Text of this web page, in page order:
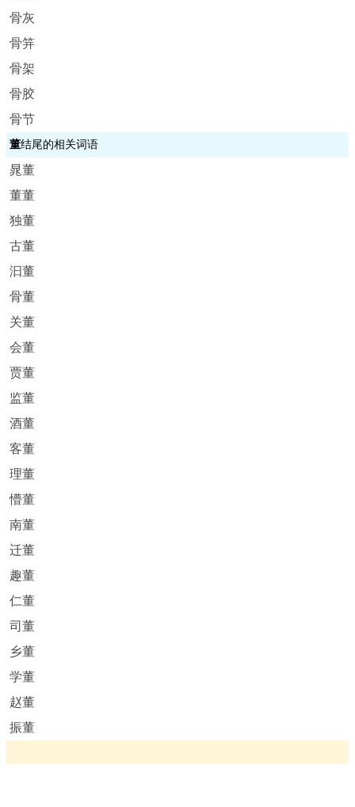
骨灰
骨笄
骨架
骨胶
骨节
董结尾的相关词语
晁董
董董
独董
古董
汩董
骨董
关董
会董
贾董
监董
酒董
客董
理董
懵董
南董
迁董
趣董
仁董
司董
乡董
学董
赵董
振董